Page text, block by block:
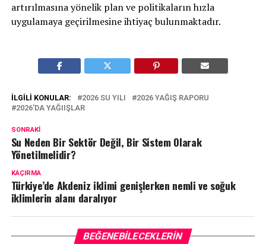
artırılmasına yönelik plan ve politikaların hızla
uygulamaya geçirilmesine ihtiyaç bulunmaktadır.
İLGILI KONULAR: 2026 SU YILI
2026 YAĞIŞ RAPORU
2026'DA YAĞIIŞLAR
SONRAKI
Su Neden Bir Sektör Değil, Bir Sistem Olarak
Yönetilmelidir?
KAÇIRMA
Türkiye’de Akdeniz iklimi genişlerken nemli ve soğuk
iklimlerin alanı daralıyor
BEĞENEBILECEKLERIN